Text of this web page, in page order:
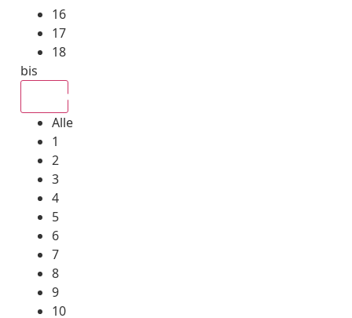
16
17
18
bis
Alle
1
2
3
4
5
6
7
8
9
10